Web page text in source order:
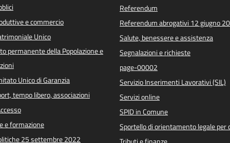
e commercio
Unico
permanente della Popolazione e
Unico di Garanzia
tempo libero, associazioni
e formazione
25 settembre 2022
Referendum
Referendum abrogativi 12 giugno
Salute, benessere e assistenza
Segnalazioni e richieste
page-00002
Servizio Inserimenti Lavorativi (SIL)
Servizi online
SPID in Comune
Sportello di orientamento legale per